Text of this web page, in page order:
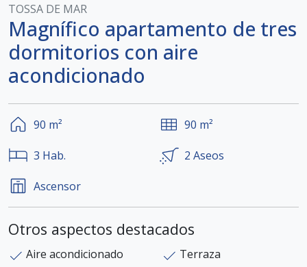
TOSSA DE MAR
Magnífico apartamento de tres
dormitorios con aire
acondicionado
90 m² 90 m²
3 Hab. 2 Aseos
Ascensor
Otros aspectos destacados
Aire acondicionado Terraza